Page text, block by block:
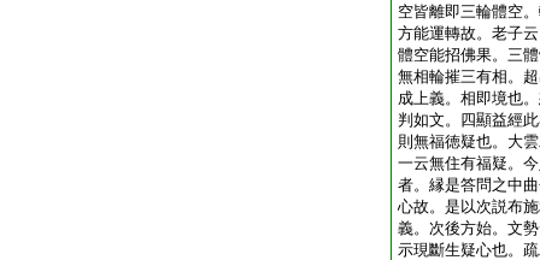
空皆離即三輪體空
方能運轉故。老子
體空能招佛果。三
無相輪摧三有相。
成上義。相即境也
判如文。四顯益經
則無福徳疑也。大
一云無住有福疑。
者。縁是答問之中
心故。是以次説布
義。次後方始。文
示現斷生疑心也。